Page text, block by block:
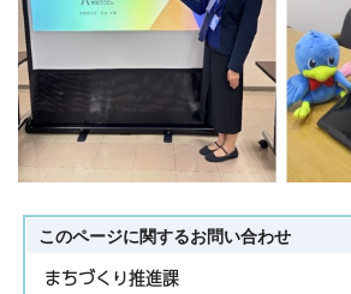
このページに関するお問い合わせ
まちづくり推進課